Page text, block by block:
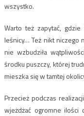
wszystko.
Warto też zapytać,
leśnicy… Też nikt niczego
nie wzbudziła
środku puszczy, której
mieszka się w tamtej
Przecież podczas
wjeżdżać ogromne ilości